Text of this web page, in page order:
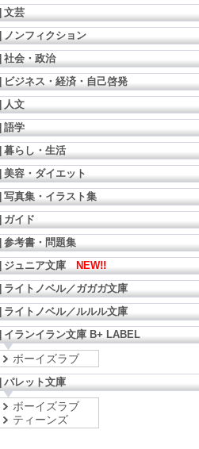
文芸
ノンフィクション
社会・政治
ビジネス・経済・自己啓発
人文
語学
暮らし・生活
美容・ダイエット
写真集・イラスト集
ガイド
参考書・問題集
ジュニア文庫
NEW!!
ライトノベル／ガガガ文庫
ライトノベル／ルルル文庫
イランイラン文庫 B+ LABEL
ボーイズラブ
パレット文庫
ボーイズラブ
ティーンズ